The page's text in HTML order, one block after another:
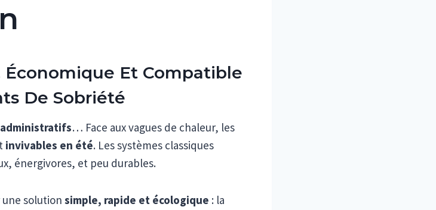
Économique Et Compatible
De Sobriété
… Face aux vagues de chaleur, les
invivables en été. Les systèmes classiques
énergivores, et peu durables.
solution simple, rapide et écologique : la